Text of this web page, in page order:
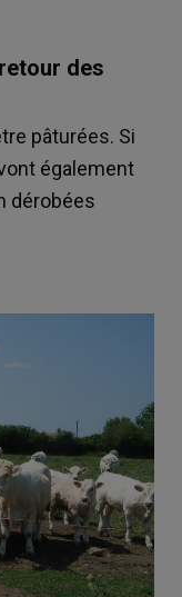
des
pâturées. Si
également
dérobées